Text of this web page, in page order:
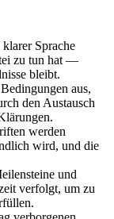
Sprache
zu tun hat —
bleibt.
aus,
den Austausch
werden
wird, und die
und
verfolgt, um zu